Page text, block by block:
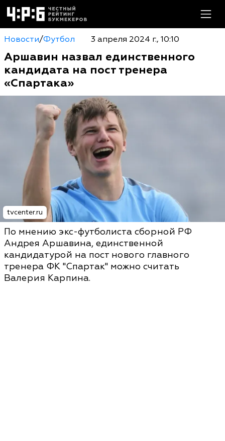
Новости/Футбол 3 апреля 2024 г., 10:10
Аршавин назвал единственного
кандидата на пост тренера
«Спартака»
tvcenter.ru
По мнению экс-футболиста сборной РФ
Андрея Аршавина, единственной
кандидатурой на пост нового главного
тренера ФК "Спартак" можно считать
Валерия Карпина.